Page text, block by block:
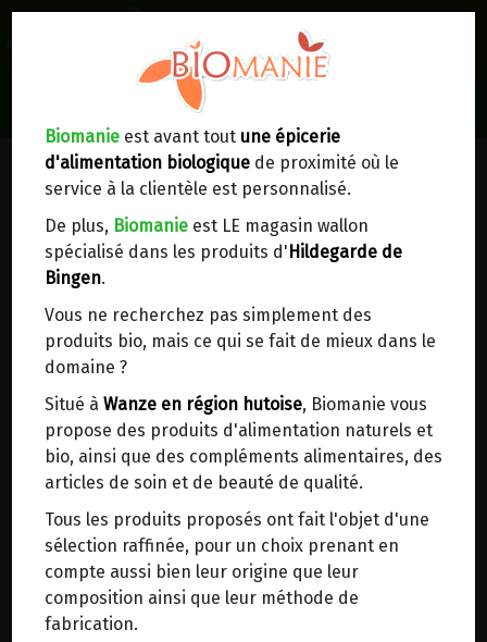
Biomanie est avant tout une épicerie
d'alimentation biologique de proximité où le
service à la clientèle est personnalisé.
De plus, Biomanie est LE magasin wallon
spécialisé dans les produits d' Hildegarde de
Bingen.
Vous ne recherchez pas simplement des
produits bio, mais ce qui se fait de mieux dans le
domaine ?
Situé à Wanze en région hutoise, Biomanie vous
propose des produits d'alimentation naturels et
bio, ainsi que des compléments alimentaires, des
articles de soin et de beauté de qualité.
Tous les produits proposés ont fait l'objet d'une
sélection raffinée, pour un choix prenant en
compte aussi bien leur origine que leur
composition ainsi que leur méthode de
fabrication.
Lieux de réception/livraison
Livraison à votre domicile
Nous envoyons votre commande à votre
domicile enBelgique, France, Luxembourg,
Royaume-Uni, Suisse, Pays-Bas, Portugal,
Espagne. Pour d'autres pays, merci de nous
contacter.
Choisir ce lieu
Dans un point d'enlèvement BPost
En choisissant un Point d’enlèvement ou un
distributeur bbox, vous permettez d’éviter des
trajets inutiles. En posant ce choix, vous
contribuez à la réduction des émissions de CO₂
de 30 % en moyenne. Et grâce au plus grand
réseau de distribution de Belgique, il y a
toujours une solution près de chez vous.
Venez chercher votre colis dans un point
FLOCONS FINS DE GRAND
EPEAUTRE STADTMUHLE LABEL
HERTZKA 1KG